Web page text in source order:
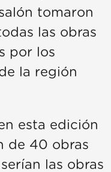
tomaron
las obras
por los
la región
esta edición
de 40 obras
las obras